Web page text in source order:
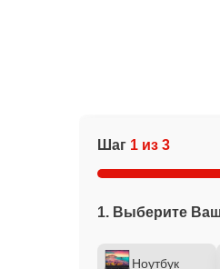
Шаг 1 из 3
1. Выберите
Ноутбук